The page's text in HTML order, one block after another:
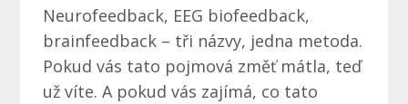
Neurofeedback, EEG biofeedback,
brainfeedback – tři názvy, jedna metoda.
Pokud vás tato pojmová změť mátla, teď
už víte. A pokud vás zajímá, co tato